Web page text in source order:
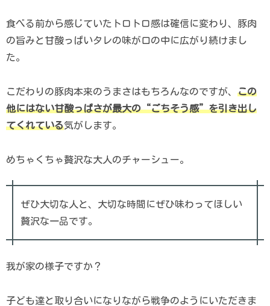
食べる前から感じていたトロトロ感は確信に変わり、豚肉
の旨みと甘酸っぱいタレの味が口の中に広がり続けまし
た。
こだわりの豚肉本来のうまさはもちろんなのですが、 この
他にはない甘酸っぱさが最大の“ごちそう感”を引き出し
てくれている気がします。
めちゃくちゃ贅沢な大人のチャーシュー。
ぜひ大切な人と、大切な時間にぜひ味わってほしい
贅沢な一品です。
我が家の様子ですか？
子ども達と取り合いになりながら戦争のようにいただきま